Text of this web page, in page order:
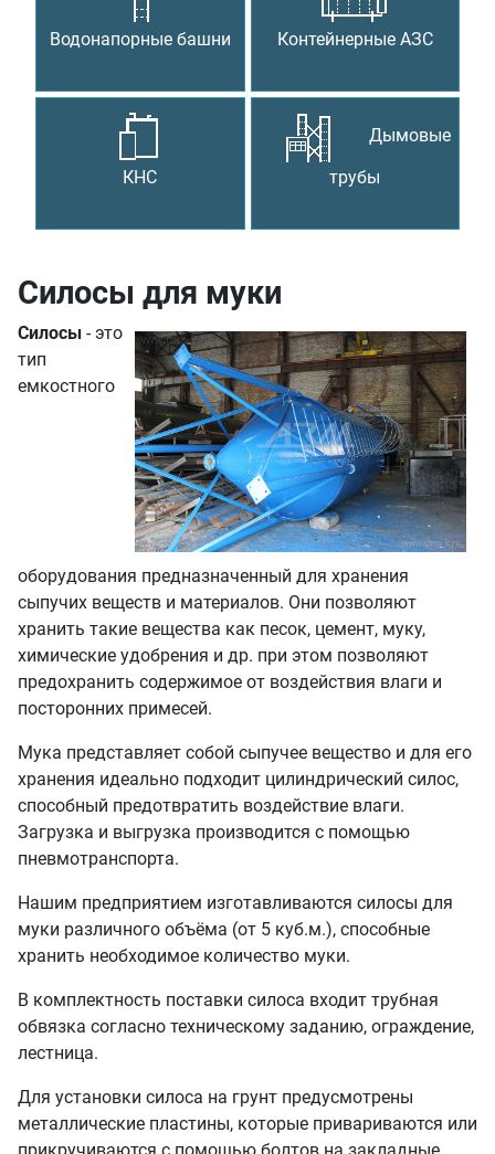
Водонапорные башни Контейнерные АЗС
КНС
Дымовые
трубы
Силосы для муки
Силосы - это
тип
емкостного
оборудования предназначенный для хранения
сыпучих веществ и материалов. Они позволяют
хранить такие вещества как песок, цемент, муку,
химические удобрения и др. при этом позволяют
предохранить содержимое от воздействия влаги и
посторонних примесей.
Мука представляет собой сыпучее вещество и для его
хранения идеально подходит цилиндрический силос,
способный предотвратить воздействие влаги.
Загрузка и выгрузка производится с помощью
пневмотранспорта.
Нашим предприятием изготавливаются силосы для
муки различного объёма (от 5 куб.м.), способные
хранить необходимое количество муки.
В комплектность поставки силоса входит трубная
обвязка согласно техническому заданию, ограждение,
лестница.
Для установки силоса на грунт предусмотрены
металлические пластины, которые привариваются или